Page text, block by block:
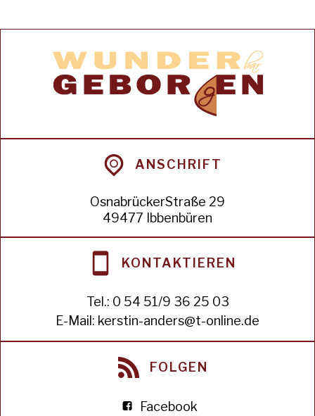
ANSCHRIFT
OsnabrückerStraße 29
49477 Ibbenbüren
KONTAKTIEREN
Tel.: 0 54 51/9 36 25 03
E-Mail: kerstin-anders@t-online.de
FOLGEN
Facebook